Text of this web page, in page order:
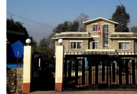
खेलकुद
अन्य